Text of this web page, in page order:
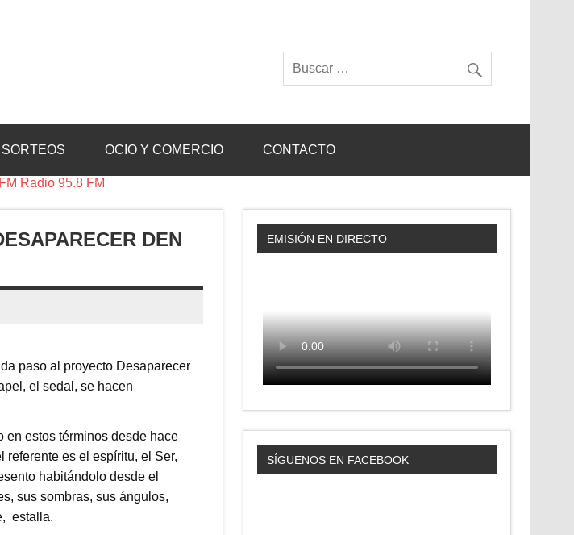
SORTEOS OCIO Y COMERCIO CONTACTO
DEN
paso al proyecto Desaparecer
el sedal, se hacen
en estos términos desde hace
es el espíritu, el Ser,
habitándolo desde el
sus sombras, sus ángulos,
estalla.
EMISIÓN EN DIRECTO
SÍGUENOS EN FACEBOOK